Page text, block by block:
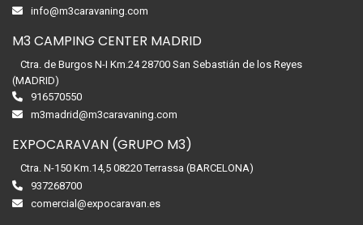
info@m3caravaning.com
M3 CAMPING CENTER MADRID
Ctra. de Burgos N-I Km.24 28700 San Sebastián de los Reyes
(MADRID)
916570550
m3madrid@m3caravaning.com
EXPOCARAVAN (GRUPO M3)
Ctra. N-150 Km.14,5 08220 Terrassa (BARCELONA)
937268700
comercial@expocaravan.es